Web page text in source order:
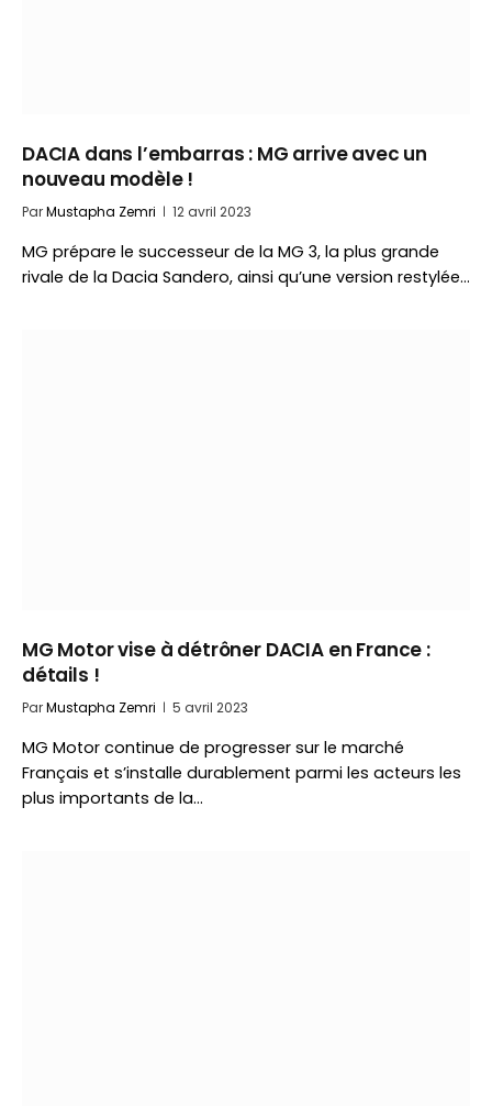
DACIA dans l’embarras : MG arrive avec un
nouveau modèle !
ParMustapha Zemri 12 avril 2023
MG prépare le successeur de la MG 3, la plus grande
rivale de la Dacia Sandero, ainsi qu’une version restylée…
MG Motor vise à détrôner DACIA en France :
détails !
ParMustapha Zemri 5 avril 2023
MG Motor continue de progresser sur le marché
Français et s’installe durablement parmi les acteurs les
plus importants de la…